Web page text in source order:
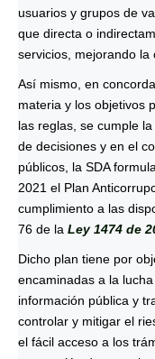
usuarios y grupos de
que directa o
servicios, mejorando la
Así mismo, en
materia y los objetivos
las reglas, se cumple
de decisiones y en el
públicos, la SDA
2021 el Plan
cumplimiento a las
76 de la Ley 1474 de
Dicho plan tiene por
encaminadas a la
información pública y
controlar y mitigar el
el fácil acceso a los